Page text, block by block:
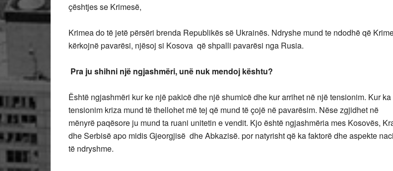
çështjes se Krimesë,
Krimea do të jetë përsëri brenda Republikës së Ukrainës. Ndryshe mund te ndodhë që
kërkojnë pavarësi, njësoj si Kosova që shpalli pavarësi nga Rusia.
Pra ju shihni një ngjashmëri, unë nuk mendoj kështu?
Është ngjashmëri kur ke një pakicë dhe një shumicë dhe kur arrihet në një tensionim. Kur ka
tensionim kriza mund të thellohet më tej që mund të çojë në pavarësim. Nëse zgjidhet në
mënyrë paqësore ju mund ta ruani unitetin e vendit. Kjo është ngjashmëria mes Kosovës,
dhe Serbisë apo midis Gjeorgjisë dhe Abkazisë. por natyrisht që ka faktorë dhe aspekte
të ndryshme.